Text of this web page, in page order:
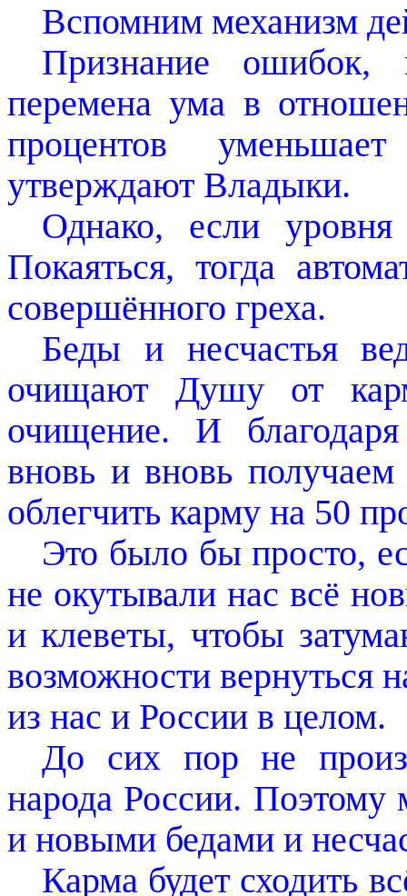
Вспомним механизм
Признание ошибок,
перемена ума в
процентов
утверждают Владыки.
Однако, если
Покаяться, тогда
совершённого греха.
Беды и несчастья
очищают Душу от
очищение. И
вновь и вновь
облегчить карму на 50
Это было бы просто,
не окутывали нас всё
и клеветы, чтобы
возможности вернуться
из нас и России в целом.
До сих пор не
народа России. Поэтому
и новыми бедами и
Карма будет сходить